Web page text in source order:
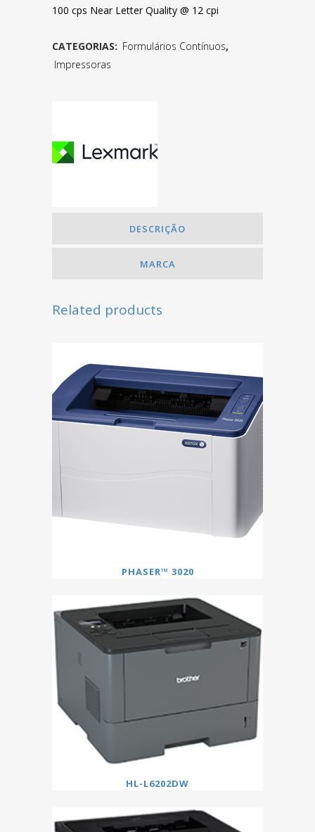
100 cps Near Letter Quality @ 12 cpi
CATEGORIAS: Formulários Contínuos,
Impressoras
DESCRIÇÃO
MARCA
Related products
PHASER™ 3020
HL-L6202DW